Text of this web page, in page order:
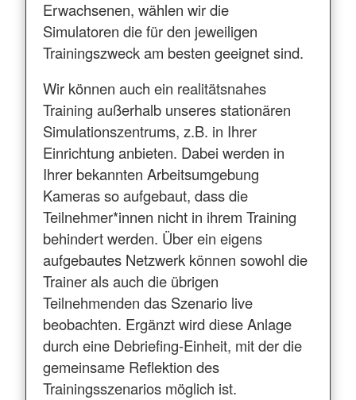
Erwachsenen, wählen wir die
Simulatoren die für den jeweiligen
Trainingszweck am besten geeignet sind.
Wir können auch ein realitätsnahes
Training außerhalb unseres stationären
Simulationszentrums, z.B. in Ihrer
Einrichtung anbieten. Dabei werden in
Ihrer bekannten Arbeitsumgebung
Kameras so aufgebaut, dass die
Teilnehmer*innen nicht in ihrem Training
behindert werden. Über ein eigens
aufgebautes Netzwerk können sowohl die
Trainer als auch die übrigen
Teilnehmenden das Szenario live
beobachten. Ergänzt wird diese Anlage
durch eine Debriefing-Einheit, mit der die
gemeinsame Reflektion des
Trainingsszenarios möglich ist.